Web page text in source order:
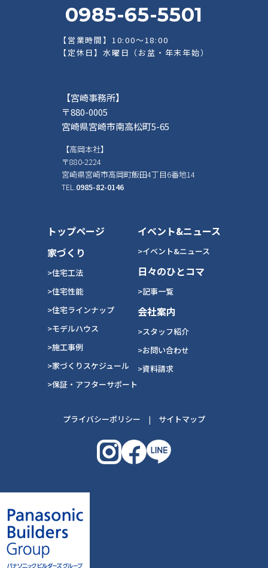
0985-65-5501
【営業時間】10:00～18:00
【定休日】水曜日（お盆・年末年始）
【宮崎事務所】
〒880-0005
宮崎県宮崎市南高松町5-65
【高岡本社】
〒880-2224
宮崎県宮崎市高岡町飯田4丁目6番地14
TEL.0985-82-0146
トップページ
家づくり
>住宅工法
>住宅性能
>住宅ラインナップ
>モデルハウス
>施工事例
>家づくりスケジュール
>保証・アフターサポート
イベント&ニュース
>イベント&ニュース
日々のひとコマ
>記事一覧
会社案内
>スタッフ紹介
>お問い合わせ
>資料請求
プライバシーポリシー | サイトマップ